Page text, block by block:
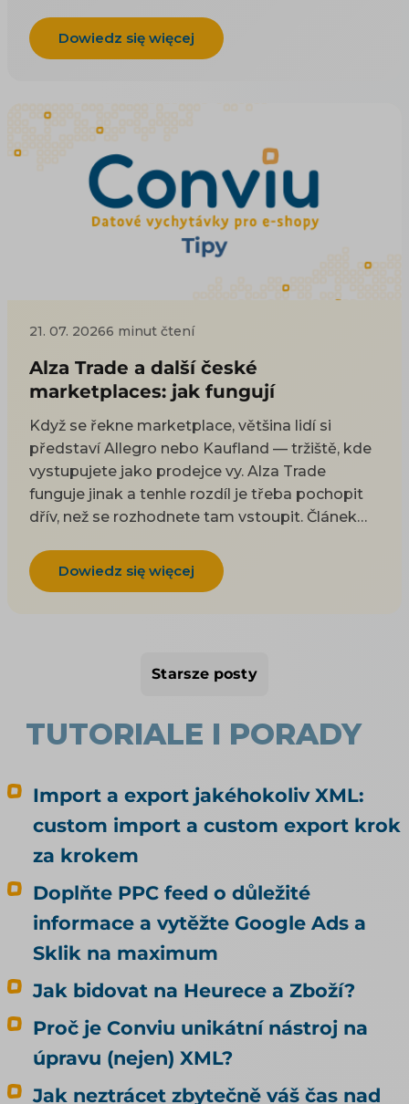
návod, co do těch dat dát a jak je naplnit, aby
vás AI uměla doporučit. Proč na AI viditelnosti
produktový feed a jak funguje, vysvětlují
Dowiedz się więcej
21. 07. 20266 minut čtení
Alza Trade a další české
marketplaces: jak fungují
Když se řekne marketplace, většina lidí si
představí Allegro nebo Kaufland — tržiště, kde
vystupujete jako prodejce vy. Alza Trade
funguje jinak a tenhle rozdíl je třeba pochopit
dřív, než se rozhodnete tam vstoupit. Článek
čím se liší od klasického marketplace, jaké
klade nároky a kam jinam se dá doma a na
samostatných článcích; tady jde o Alzu a další
Dowiedz się więcej
Starsze posty
TUTORIALE I PORADY
Import a export jakéhokoliv XML:
custom import a custom export krok
za krokem
Doplňte PPC feed o důležité
informace a vytěžte Google Ads a
Sklik na maximum
Jak bidovat na Heurece a Zboží?
Proč je Conviu unikátní nástroj na
úpravu (nejen) XML?
Jak neztrácet zbytečně váš čas nad